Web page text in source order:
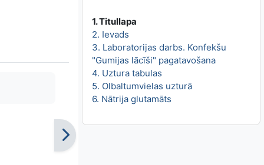
1. Titullapa
2. Ievads
3. Laboratorijas darbs. Konfekšu
"Gumijas lācīši" pagatavošana
4. Uztura tabulas
5. Olbaltumvielas uzturā
6. Nātrija glutamāts